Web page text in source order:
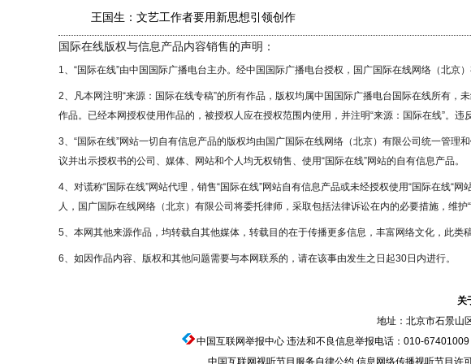
王国生：文艺工作者要用新思想引领创作
国际在线版权与信息产品内容销售的声明：
1、“国际在线”由中国国际广播电台主办。经中国国际广播电台授权，国广国际在线网络（北京
2、凡本网注明“来源：国际在线专稿”的所有作品，版权均属中国国际广播电台国际在线所有，
作品。已经本网授权使用作品的，被授权人应在授权范围内使用，并注明“来源：国际在线”。违
3、“国际在线”网站一切自有信息产品的版权均由国广国际在线网络（北京）有限公司统一管理
议并出示授权书的公司、媒体、网站和个人均无权销售、使用“国际在线”网站的自有信息产品。
4、对谎称“国际在线”网站代理，销售“国际在线”网站自有信息产品或未经授权使用“国际在线“
人，国广国际在线网络（北京）有限公司将委托律师，采取包括法律诉讼在内的必要措施，维护“
5、本网其他来源作品，均转载自其他媒体，转载目的在于传播更多信息，丰富网络文化，此类
6、如因作品内容、版权和其他问题需要与本网联系的，请在该事由发生之日起30日内进行。
关
地址：北京市石景山
中国互联网举报中心违法和不良信息举报电话：010-
中国互联网视听节目服务自律公约 信息网络传播视听节目